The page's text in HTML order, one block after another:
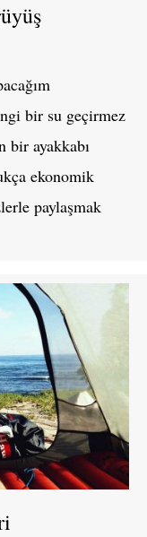
bir su geçirmez
bir ayakkabı
ekonomik
paylaşmak